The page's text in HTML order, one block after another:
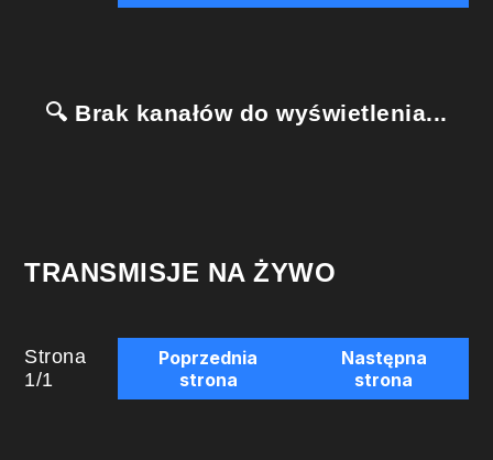
🔍 Brak kanałów do wyświetlenia...
TRANSMISJE NA ŻYWO
Strona
1/1
Poprzednia
strona
Następna
strona